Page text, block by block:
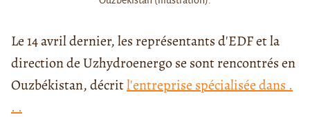
Le 14 avril dernier, les représentants d'EDF et la
direction de Uzhydroenergo se sont rencontrés en
Ouzbékistan, décritl'entreprise spécialisée dans .
. .